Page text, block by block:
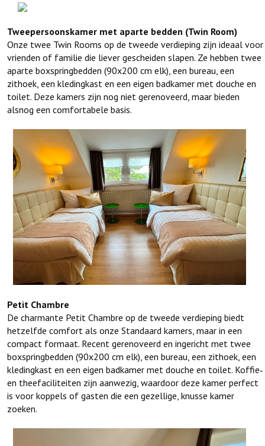
Tweepersoonskamer met aparte bedden (Twin Room)
Onze twee Twin Rooms op de tweede verdieping zijn ideaal voor
vrienden of familie die liever gescheiden slapen. Ze hebben twee
aparte boxspringbedden (90x200 cm elk), een bureau, een
zithoek, een kledingkast en een eigen badkamer met douche en
toilet. Deze kamers zijn nog niet gerenoveerd, maar bieden
alsnog een comfortabele basis.
Petit Chambre
De charmante Petit Chambre op de tweede verdieping biedt
hetzelfde comfort als onze Standaard kamers, maar in een
compact formaat. Recent gerenoveerd en ingericht met twee
boxspringbedden (90x200 cm elk), een bureau, een zithoek, een
kledingkast en een eigen badkamer met douche en toilet. Koffie‑
en theefaciliteiten zijn aanwezig, waardoor deze kamer perfect
is voor koppels of gasten die een gezellige, knusse kamer
zoeken.